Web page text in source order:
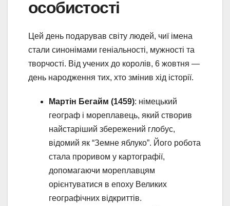
особистості
Цей день подарував світу людей, чиї імена
стали синонімами геніальності, мужності та
творчості. Від учених до королів, 6 жовтня —
день народження тих, хто змінив хід історії.
Мартін Бегайм (1459): німецький
географ і мореплавець, який створив
найстаріший збережений глобус,
відомий як “Земне яблуко”. Його робота
стала проривом у картографії,
допомагаючи мореплавцям
орієнтуватися в епоху Великих
географічних відкриттів.